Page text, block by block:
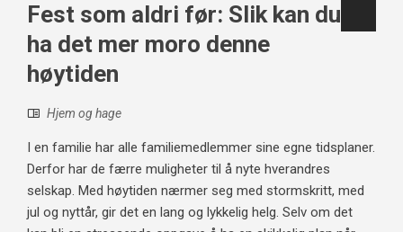
Fest som aldri før: Slik kan du
ha det mer moro denne
høytiden
Hjem og hage
I en familie har alle familiemedlemmer sine egne tidsplaner.
Derfor har de færre muligheter til å nyte hverandres
selskap. Med høytiden nærmer seg med stormskritt, med
jul og nyttår, gir det en lang og lykkelig helg. Selv om det